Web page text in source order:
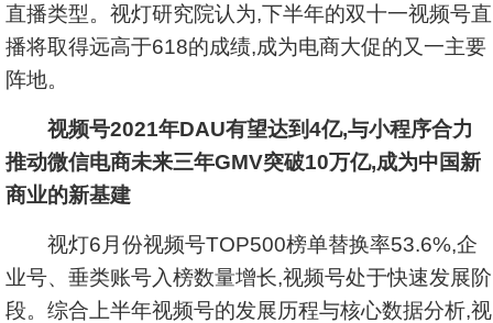
直播类型。视灯研究院认为,下半年的双十一视频号直
播将取得远高于618的成绩,成为电商大促的又一主要
阵地。
视频号2021年DAU有望达到4亿,与小程序合力
推动微信电商未来三年GMV突破10万亿,成为中国新
商业的新基建
视灯6月份视频号TOP500榜单替换率53.6%,企
业号、垂类账号入榜数量增长,视频号处于快速发展阶
段。综合上半年视频号的发展历程与核心数据分析,视